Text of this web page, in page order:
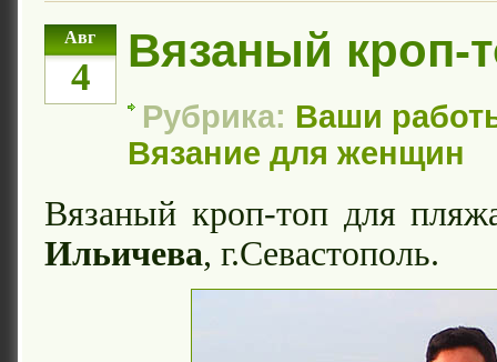
Авг
4
Вязаный кроп-
Рубрика: Ваши
Вязание для женщин
Вязаный кроп-топ для
Ильичева, г.Севастополь.